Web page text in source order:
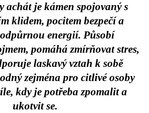
achát je kámen spojovaný s
klidem, pocitem bezpečí a
energií. Působí
pomáhá zmírňovat stres,
laskavý vztah k sobě
zejména pro citlivé osoby
kdy je potřeba zpomalit a
ukotvit se.